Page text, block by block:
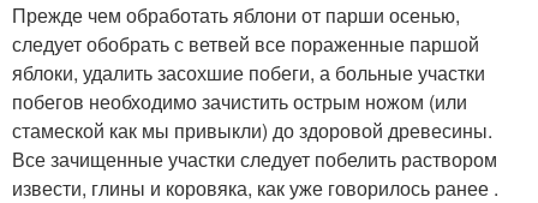
Прежде чем обработать яблони от парши осенью,
следует обобрать с ветвей все пораженные паршой
яблоки, удалить засохшие побеги, а больные участки
побегов необходимо зачистить острым ножом (или
стамеской как мы привыкли) до здоровой древесины.
Все зачищенные участки следует побелить раствором
извести, глины и коровяка, как уже говорилось ранее .